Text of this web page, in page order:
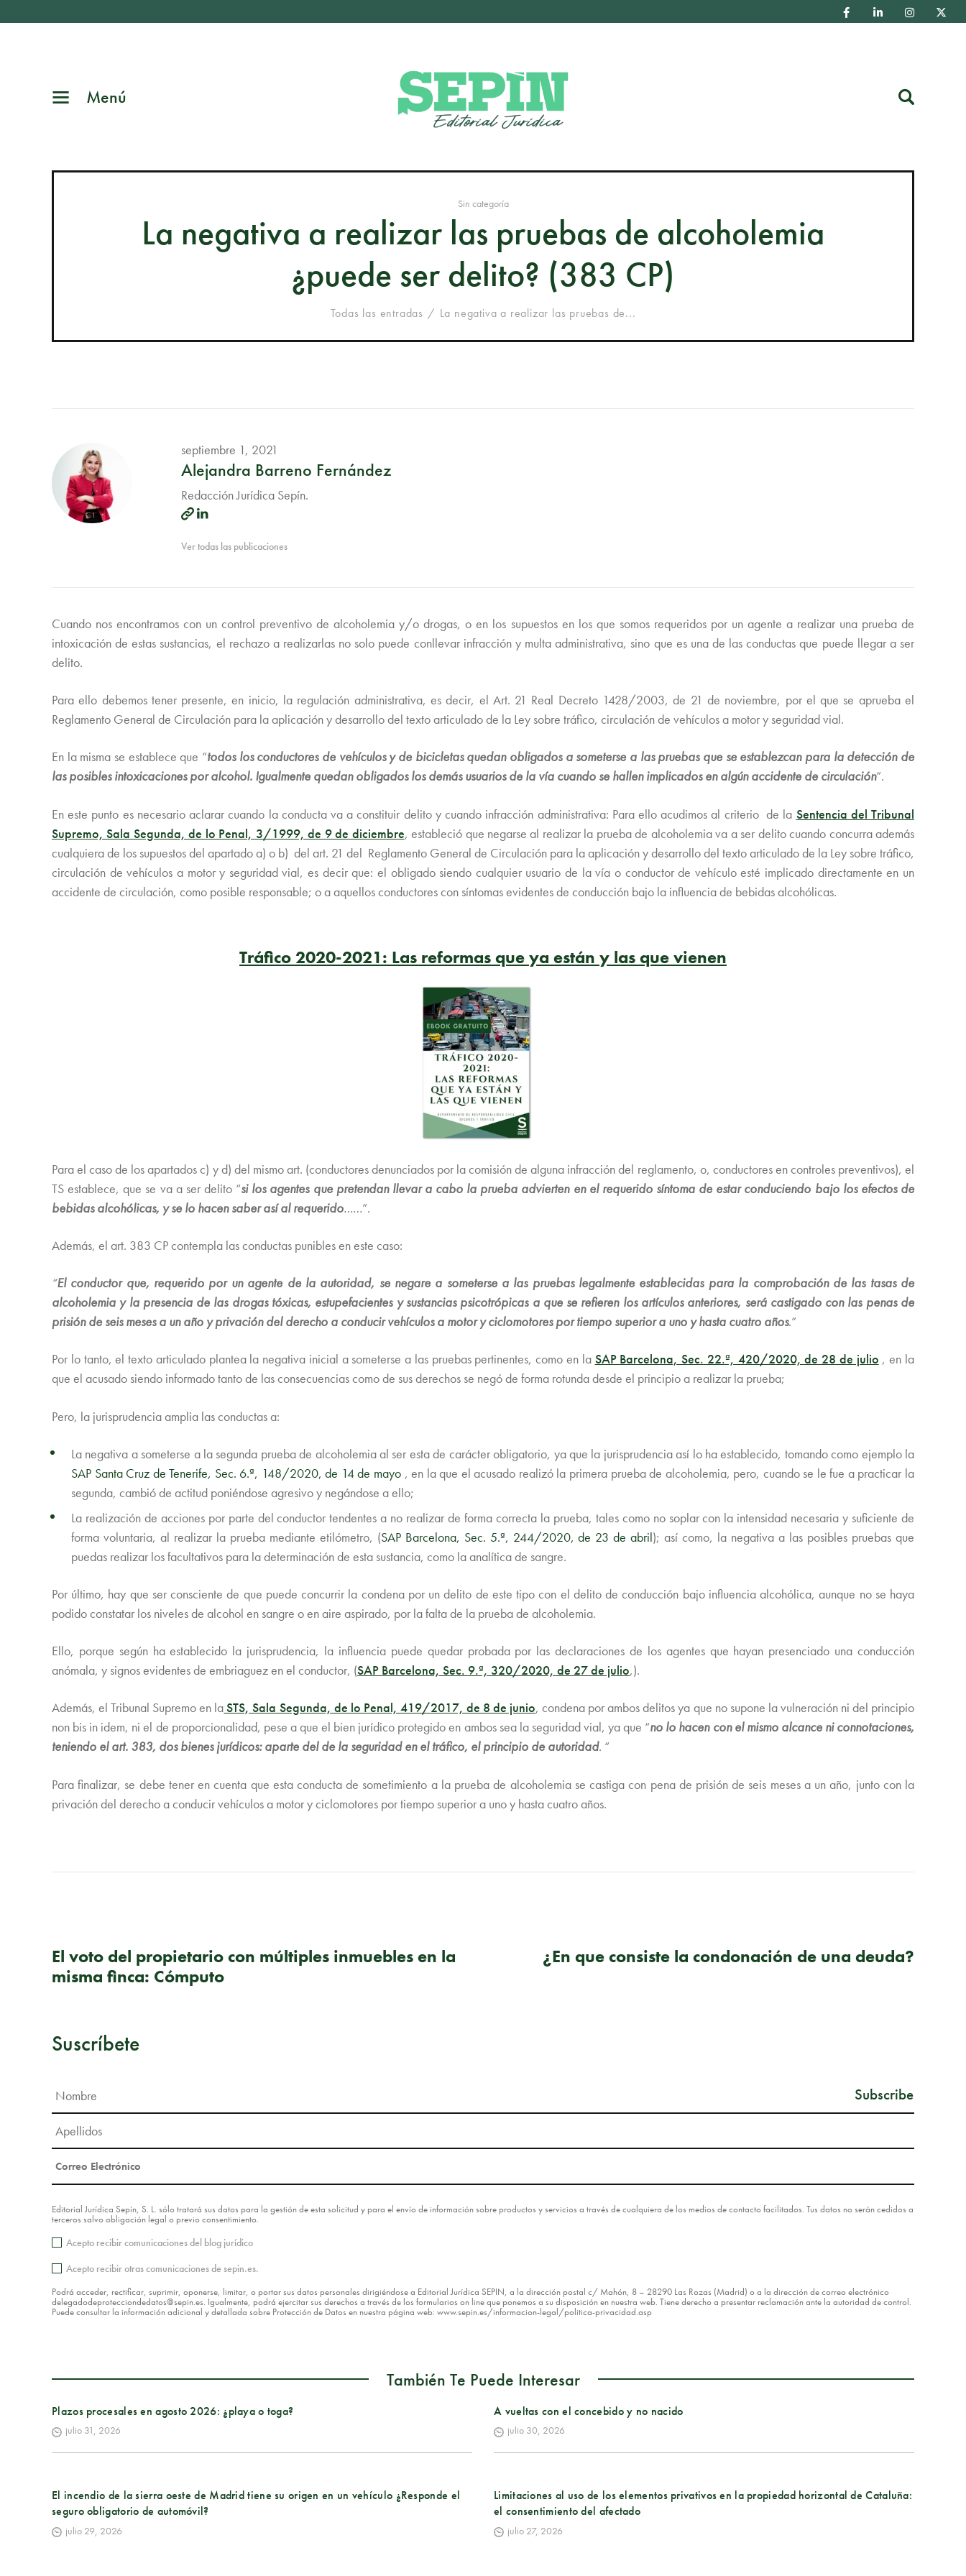
Menú
Sin categoría
La negativa a realizar las pruebas de alcoholemia
¿puede ser delito? (383 CP)
Todas las entradas La negativa a realizar las pruebas de...
septiembre 1, 2021
Alejandra Barreno Fernández
Redacción Jurídica Sepín.
Ver todas las publicaciones
Cuando nos encontramos con un control preventivo de alcoholemia y/o drogas, o en los supuestos en los que somos requeridos por un agente a realizar una prueba de
intoxicación de estas sustancias, el rechazo a realizarlas no solo puede conllevar infracción y multa administrativa, sino que es una de las conductas que puede llegar a ser
delito.
Para ello debemos tener presente, en inicio, la regulación administrativa, es decir, el Art. 21 Real Decreto 1428/2003, de 21 de noviembre, por el que se aprueba el
Reglamento General de Circulación para la aplicación y desarrollo del texto articulado de la Ley sobre tráfico, circulación de vehículos a motor y seguridad vial.
En la misma se establece que “todos los conductores de vehículos y de bicicletas quedan obligados a someterse a las pruebas que se establezcan para la detección de
las posibles intoxicaciones por alcohol. Igualmente quedan obligados los demás usuarios de la vía cuando se hallen implicados en algún accidente de circulación”.
En este punto es necesario aclarar cuando la conducta va a constituir delito y cuando infracción administrativa: Para ello acudimos al criterio de la Sentencia del Tribunal
Supremo, Sala Segunda, de lo Penal, 3/1999, de 9 de diciembre, estableció que negarse al realizar la prueba de alcoholemia va a ser delito cuando concurra además
cualquiera de los supuestos del apartado a) o b) del art. 21 del Reglamento General de Circulación para la aplicación y desarrollo del texto articulado de la Ley sobre tráfico,
circulación de vehículos a motor y seguridad vial, es decir que: el obligado siendo cualquier usuario de la vía o conductor de vehículo esté implicado directamente en un
accidente de circulación, como posible responsable; o a aquellos conductores con síntomas evidentes de conducción bajo la influencia de bebidas alcohólicas.
Tráfico 2020-2021: Las reformas que ya están y las que vienen
Para el caso de los apartados c) y d) del mismo art. (conductores denunciados por la comisión de alguna infracción del reglamento, o, conductores en controles preventivos), el
TS establece, que se va a ser delito “si los agentes que pretendan llevar a cabo la prueba advierten en el requerido síntoma de estar conduciendo bajo los efectos de
bebidas alcohólicas, y se lo hacen saber así al requerido……”.
Además, el art. 383 CP contempla las conductas punibles en este caso:
“El conductor que, requerido por un agente de la autoridad, se negare a someterse a las pruebas legalmente establecidas para la comprobación de las tasas de
alcoholemia y la presencia de las drogas tóxicas, estupefacientes y sustancias psicotrópicas a que se refieren los artículos anteriores, será castigado con las penas de
prisión de seis meses a un año y privación del derecho a conducir vehículos a motor y ciclomotores por tiempo superior a uno y hasta cuatro años.”
Por lo tanto, el texto articulado plantea la negativa inicial a someterse a las pruebas pertinentes, como en la SAP Barcelona, Sec. 22.ª, 420/2020, de 28 de julio , en la
que el acusado siendo informado tanto de las consecuencias como de sus derechos se negó de forma rotunda desde el principio a realizar la prueba;
Pero, la jurisprudencia amplia las conductas a:
La negativa a someterse a la segunda prueba de alcoholemia al ser esta de carácter obligatorio, ya que la jurisprudencia así lo ha establecido, tomando como ejemplo la
SAP Santa Cruz de Tenerife, Sec. 6.ª, 148/2020, de 14 de mayo , en la que el acusado realizó la primera prueba de alcoholemia, pero, cuando se le fue a practicar la
segunda, cambió de actitud poniéndose agresivo y negándose a ello;
La realización de acciones por parte del conductor tendentes a no realizar de forma correcta la prueba, tales como no soplar con la intensidad necesaria y suficiente de
forma voluntaria, al realizar la prueba mediante etilómetro, (SAP Barcelona, Sec. 5.ª, 244/2020, de 23 de abril); así como, la negativa a las posibles pruebas que
puedas realizar los facultativos para la determinación de esta sustancia, como la analítica de sangre.
Por último, hay que ser consciente de que puede concurrir la condena por un delito de este tipo con el delito de conducción bajo influencia alcohólica, aunque no se haya
podido constatar los niveles de alcohol en sangre o en aire aspirado, por la falta de la prueba de alcoholemia.
Ello, porque según ha establecido la jurisprudencia, la influencia puede quedar probada por las declaraciones de los agentes que hayan presenciado una conducción
anómala, y signos evidentes de embriaguez en el conductor, (SAP Barcelona, Sec. 9.ª, 320/2020, de 27 de julio,).
Además, el Tribunal Supremo en laSTS, Sala Segunda, de lo Penal, 419/2017, de 8 de junio, condena por ambos delitos ya que no supone la vulneración ni del principio
non bis in idem, ni el de proporcionalidad, pese a que el bien jurídico protegido en ambos sea la seguridad vial, ya que “no lo hacen con el mismo alcance ni connotaciones,
teniendo el art. 383, dos bienes jurídicos: aparte del de la seguridad en el tráfico, el principio de autoridad. “
Para finalizar, se debe tener en cuenta que esta conducta de sometimiento a la prueba de alcoholemia se castiga con pena de prisión de seis meses a un año, junto con la
privación del derecho a conducir vehículos a motor y ciclomotores por tiempo superior a uno y hasta cuatro años.
El voto del propietario con múltiples inmuebles en la
misma finca: Cómputo
¿En que consiste la condonación de una deuda?
Suscríbete
Editorial Jurídica Sepín, S. L. sólo tratará sus datos para la gestión de esta solicitud y para el envío de información sobre productos y servicios a través de cualquiera de los medios de contacto facilitados. Tus datos no serán cedidos a
terceros salvo obligación legal o previo consentimiento.
Acepto recibir comunicaciones del blog jurídico
Acepto recibir otras comunicaciones de sepin.es.
Podrá acceder, rectificar, suprimir, oponerse, limitar, o portar sus datos personales dirigiéndose a Editorial Jurídica SEPIN, a la dirección postal c/ Mahón, 8 – 28290 Las Rozas (Madrid) o a la dirección de correo electrónico
delegadodeprotecciondedatos@sepin.es. Igualmente, podrá ejercitar sus derechos a través de los formularios on line que ponemos a su disposición en nuestra web. Tiene derecho a presentar reclamación ante la autoridad de control.
Puede consultar la información adicional y detallada sobre Protección de Datos en nuestra página web: www.sepin.es/informacion-legal/politica-privacidad.asp
También Te Puede Interesar
Plazos procesales en agosto 2026: ¿playa o toga?
julio 31, 2026
A vueltas con el concebido y no nacido
julio 30, 2026
El incendio de la sierra oeste de Madrid tiene su origen en un vehículo ¿Responde el
seguro obligatorio de automóvil?
julio 29, 2026
Limitaciones al uso de los elementos privativos en la propiedad horizontal de Cataluña:
el consentimiento del afectado
julio 27, 2026